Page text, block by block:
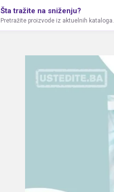
Šta tražite na sniženju?
Pretražite proizvode iz aktuelnih kataloga.